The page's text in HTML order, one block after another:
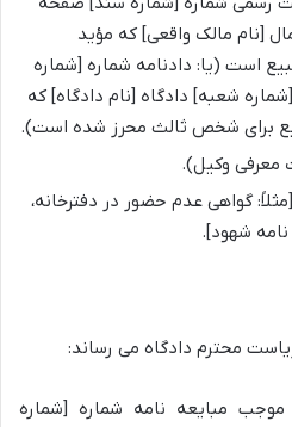
[نام مالک واقعی] که مؤید
است (یا: دادنامه شماره [شماره
شعبه] دادگاه [نام دادگاه] که
برای شخص ثالث محرز شده است).
معرفی وکیل).
گواهی عدم حضور در دفترخانه،
شهود].
محترم دادگاه می رساند:
موجب مبایعه نامه شماره [شماره